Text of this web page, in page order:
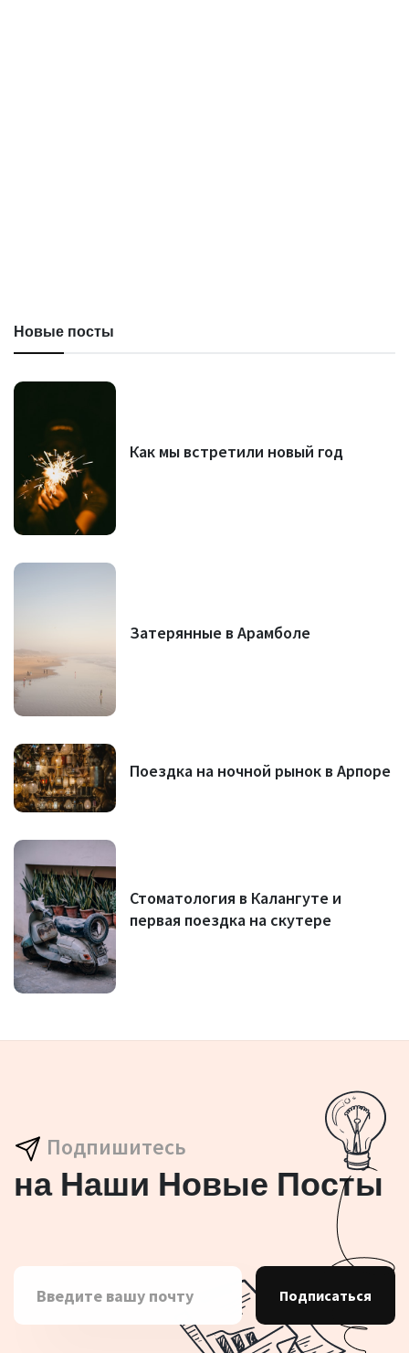
Новые посты
Как мы встретили новый год
Затерянные в Арамболе
Поездка на ночной рынок в Арпоре
Стоматология в Калангуте и
первая поездка на скутере
Подпишитесь
на Наши Новые Посты
Подписаться